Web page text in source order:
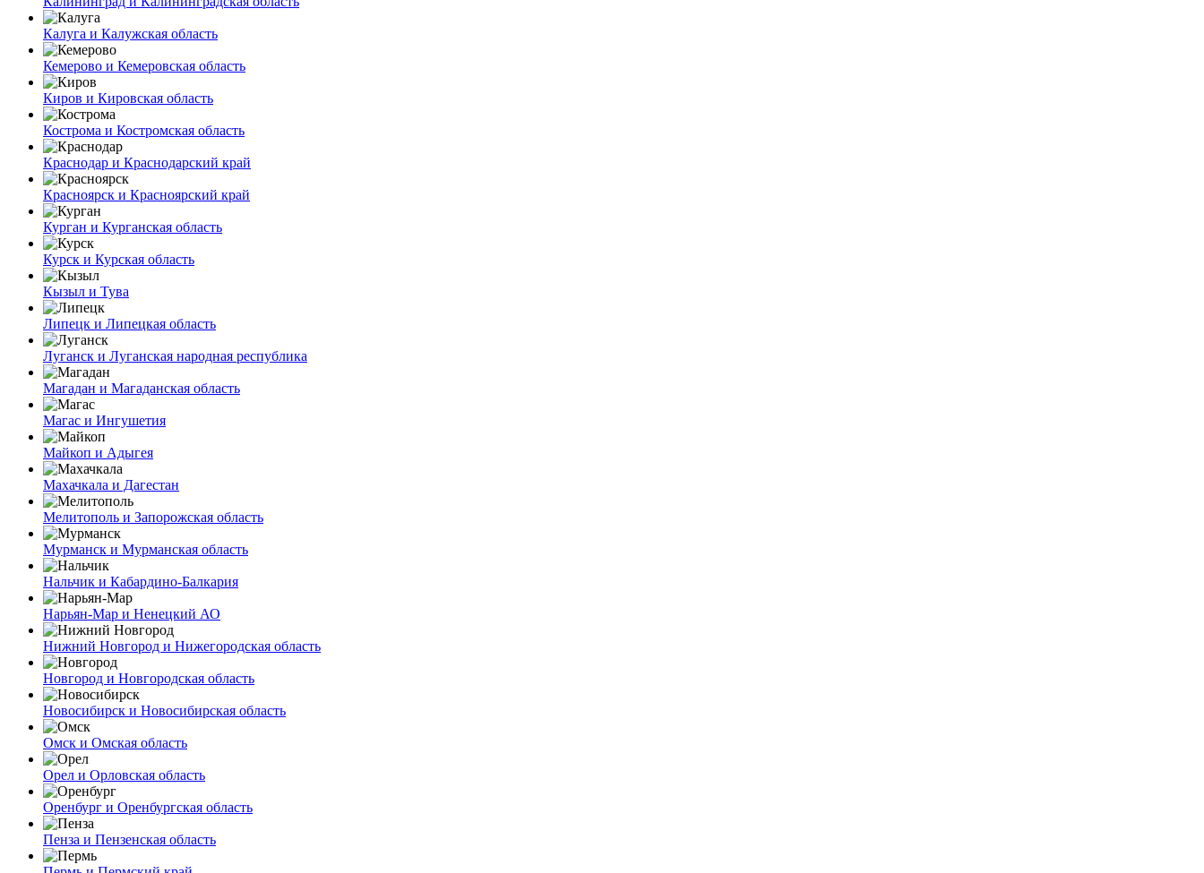
Калуга и Калужская область
Кемерово и Кемеровская область
Киров и Кировская область
Кострома и Костромская область
Краснодар и Краснодарский край
Красноярск и Красноярский край
Курган и Курганская область
Курск и Курская область
Кызыл и Тува
Липецк и Липецкая область
Луганск и Луганская народная республика
Магадан и Магаданская область
Магас и Ингушетия
Майкоп и Адыгея
Махачкала и Дагестан
Мелитополь и Запорожская область
Мурманск и Мурманская область
Нальчик и Кабардино-Балкария
Нарьян-Мар и Ненецкий АО
Нижний Новгород и Нижегородская область
Новгород и Новгородская область
Новосибирск и Новосибирская область
Омск и Омская область
Орел и Орловская область
Оренбург и Оренбургская область
Пенза и Пензенская область